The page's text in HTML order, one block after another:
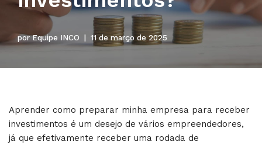
porEquipe INCO 11 de março de 2025
Aprender como preparar minha empresa para receber
investimentos é um desejo de vários empreendedores,
já que efetivamente receber uma rodada de